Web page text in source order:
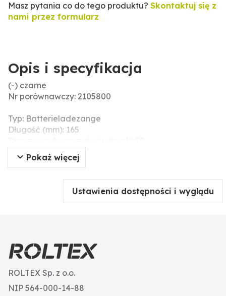
Masz pytania co do tego produktu? Skontaktuj się z
nami przez formularz
Opis i specyfikacja
(-) czarne
Nr porównawczy: 2105800
Typ: Batterieladezange
Długość (mm): 165
Wersja: całkowicie izolowane, zagięte, odlewane
szczypce mosiężne
Pokaż więcej
Ustawienia dostępności i wyglądu
ROLTEX Sp. z o.o.
NIP 564-000-14-88